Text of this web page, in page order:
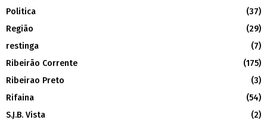
Politica
(37)
Região
(29)
restinga
(7)
Ribeirão Corrente
(175)
Ribeirao Preto
(3)
Rifaina
(54)
S.J.B. Vista
(2)